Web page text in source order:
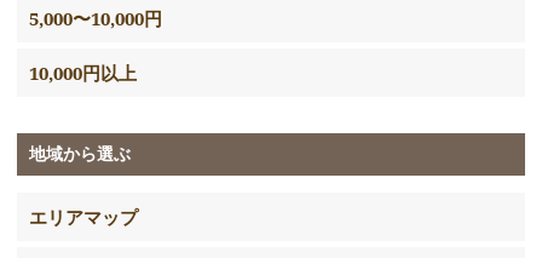
5,000〜10,000円
10,000円以上
地域から選ぶ
エリアマップ